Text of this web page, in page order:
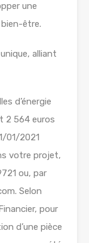
une
être.
alliant
d’énergie
2 564 euros
01/2021
votre projet,
ou, par
Selon
pour
d’une pièce